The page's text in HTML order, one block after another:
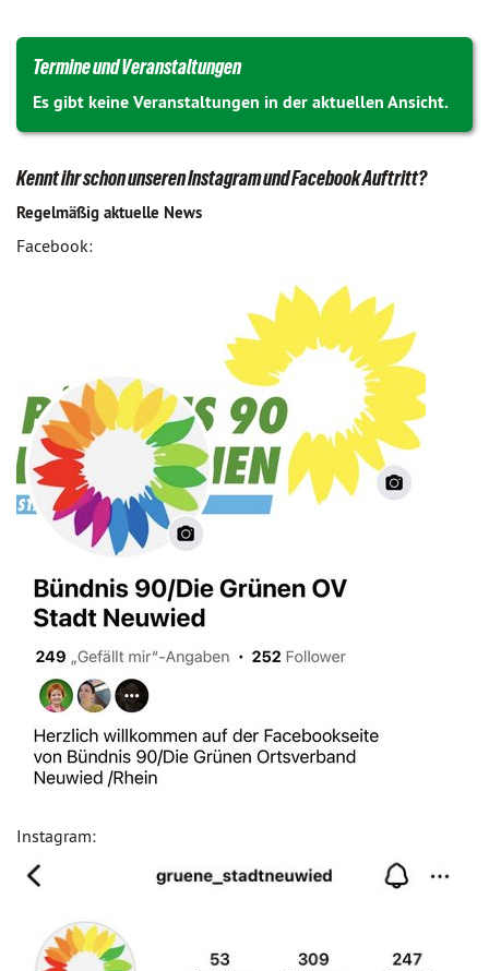
Termine und Veranstaltungen
Es gibt keine Veranstaltungen in der aktuellen Ansicht.
Kennt ihr schon unseren Instagram und Facebook Auftritt?
Regelmäßig aktuelle News
Facebook:
Instagram: